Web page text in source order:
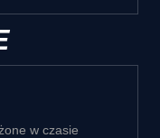
w czasie